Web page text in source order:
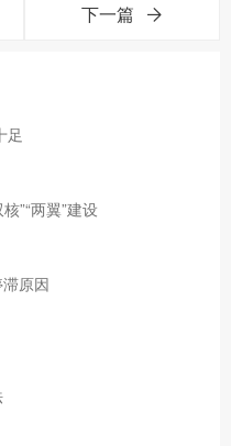
下一篇
足
”“两翼”建设
原因